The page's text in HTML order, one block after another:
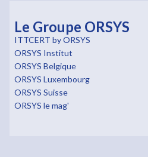
Le Groupe ORSYS
ITTCERT by ORSYS
ORSYS Institut
ORSYS Belgique
ORSYS Luxembourg
ORSYS Suisse
ORSYS le mag'